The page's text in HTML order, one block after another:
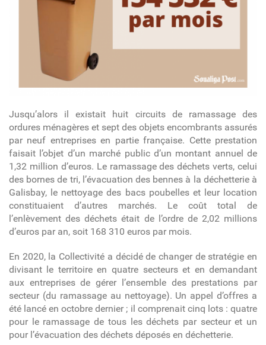
Jusqu’alors il existait huit circuits de ramassage des
ordures ménagères et sept des objets encombrants assurés
par neuf entreprises en partie française. Cette prestation
faisait l’objet d’un marché public d’un montant annuel de
1,32 million d’euros. Le ramassage des déchets verts, celui
des bornes de tri, l’évacuation des bennes à la déchetterie à
Galisbay, le nettoyage des bacs poubelles et leur location
constituaient d’autres marchés. Le coût total de
l’enlèvement des déchets était de l’ordre de 2,02 millions
d’euros par an, soit 168 310 euros par mois.
En 2020, la Collectivité a décidé de changer de stratégie en
divisant le territoire en quatre secteurs et en demandant
aux entreprises de gérer l’ensemble des prestations par
secteur (du ramassage au nettoyage). Un appel d’offres a
été lancé en octobre dernier ; il comprenait cinq lots : quatre
pour le ramassage de tous les déchets par secteur et un
pour l’évacuation des déchets déposés en déchetterie.